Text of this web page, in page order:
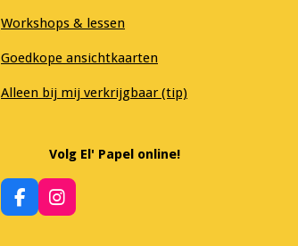
Workshops & lessen
Goedkope ansichtkaarten
Alleen bij mij verkrijgbaar (tip)
Volg El' Papel online!
F
a
I
n